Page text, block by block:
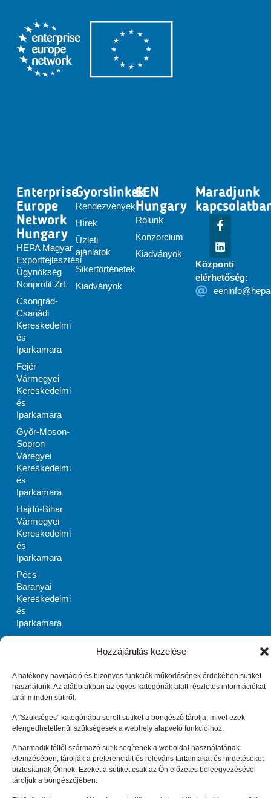
Hozzájárulás kezelése
A hatékony navigáció és bizonyos funkciók működésének érdekében sütiket
használunk. Az alábbiakban az egyes kategóriák alatt részletes információkat
talál minden sütiről.
A "Szükséges" kategóriába sorolt sütiket a böngésző tárolja, mivel ezek
elengedhetetlenül szükségesek a webhely alapvető funkcióihoz.
A harmadik féltől származó sütik segítenek a weboldal használatának
elemzésében, tárolják a preferenciáit és releváns tartalmakat és hirdetéseket
biztosítanak Önnek. Ezeket a sütiket csak az Ön előzetes beleegyezésével
tároljuk a böngészőjében.
Enterprise
Europe
Network
Hungary
HEPA Magyar
Exportfejlesztési
Ügynökség
Nonprofit Zrt.
Csongrád-
Csanádi
Kereskedelmi
és
Iparkamara
Fejér
Vármegyei
Kereskedelmi
és
Iparkamara
Győr-Moson-
Sopron
Váregyei
Kereskedelmi
és
Iparkamara
Hajdú-Bihar
Vármegyei
Kereskedelmi
és
Iparkamara
Pécs-
Baranyai
Kereskedelmi
és
Iparkamara
Megyei
Vállalkozásélénkítő
Alapítvány
Zala Megyei
Vállalkozásfejlesztési
Gyorslinkek
Rendezvények
Hírek
Üzleti
ajánlatok
Sikertörténetek
Kiadványok
EEN
Hungary
Rólunk
Konzorcium
Kiadványok
Maradjunk
Központi
elérhetőség:
Impresszum Adatkezelési tájékoztató (EU)
Cookie tájékoztató (EU)
© Enterprise Europe Network Hungary 2010 –